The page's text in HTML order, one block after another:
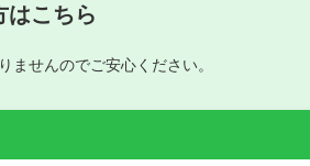
はこちら
ませんのでご安心ください。